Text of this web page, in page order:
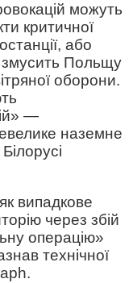
можуть
критичної
або
змусить Польщу
оборони.
—
наземне
випадкове
через збій
операцію»
технічної